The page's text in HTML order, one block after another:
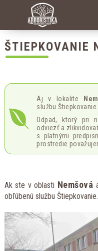
ŠTIEPKOVANIE
Aj v lokalite
službu Štiepkovanie.
Odpad, ktorý pri
odviezť a
s platnými
prostredie
Ak ste v oblasti Nemšová
obľúbenú službu Štiepkovanie.